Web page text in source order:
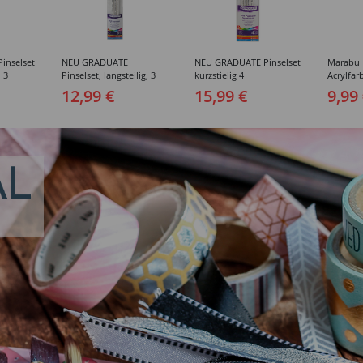
3
NEU GRADUATE
Pinselset, langsteilig, 3
12,99 €
NEU GRADUATE Pinselset
kurzstielig 4
15,99 €
Marabu
9,99